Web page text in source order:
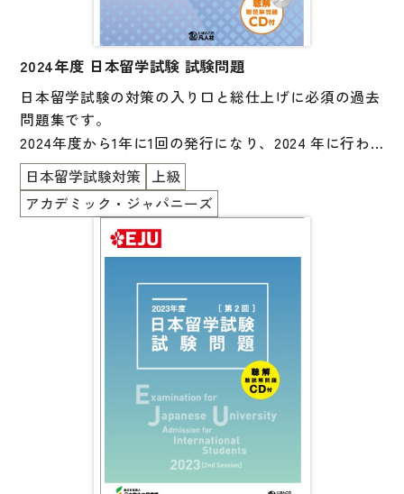
コンピューター
カセットテープ・ＣＤ
カード・ゲーム・絵教材
絵本・子ども向け補助
図表
辞典
日本語学習辞典
漢字字典（辞典）
ポルトガル語辞典
2024年度 日本留学試験 試験問題
日本留学試験の対策の入り口と総仕上げに必須の過去
問題集です。
2024年度から1年に1回の発行になり、2024 年に行わ
れた試験問題のうち 1 回分が掲載されています。
一冊に「日本語」「理科」「総合科目」「数学（コー
ス 1 ／コース 2）」と、「日本語」以外の科目の英語
版も掲載されています。
付属のCDには日本語科目の「聴解・聴読解」の音声
が収録されていて、巻末には実施要項、試験会場一
覧、シラバス（出題範囲）、音声スクリプトなどが掲
日本留学試験対策
上級
アカデミック・ジャパニーズ